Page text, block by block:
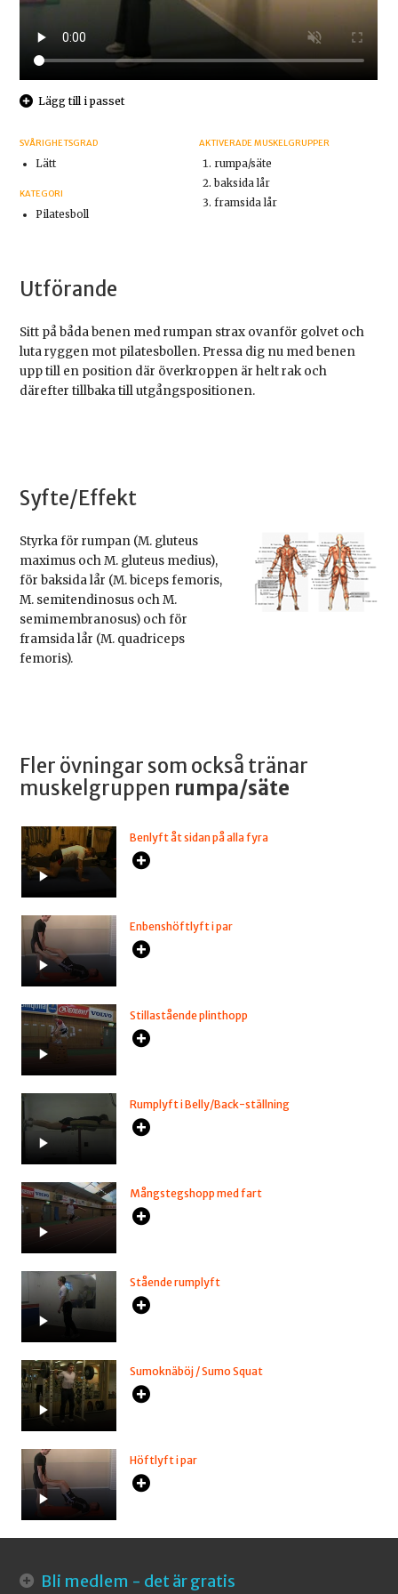
Lägg till i passet
SVÅRIGHETSGRAD
Lätt
KATEGORI
Pilatesboll
AKTIVERADE MUSKELGRUPPER
rumpa/säte
baksida lår
framsida lår
Utförande
Sitt på båda benen med rumpan strax ovanför golvet och
luta ryggen mot pilatesbollen. Pressa dig nu med benen
upp till en position där överkroppen är helt rak och
därefter tillbaka till utgångspositionen.
Syfte/Effekt
Styrka för rumpan (M. gluteus
maximus och M. gluteus medius),
för baksida lår (M. biceps femoris,
M. semitendinosus och M.
semimembranosus) och för
framsida lår (M. quadriceps
femoris).
Fler övningar som också tränar
muskelgruppen rumpa/säte
Benlyft åt sidan på alla fyra
Enbenshöftlyft i par
Stillastående plinthopp
Rumplyft i Belly/Back-ställning
Mångstegshopp med fart
Stående rumplyft
Sumoknäböj / Sumo Squat
Höftlyft i par
Bli medlem - det är gratis